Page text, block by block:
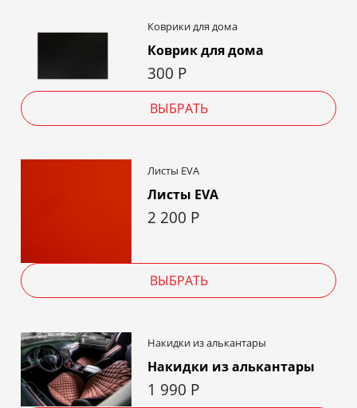
Коврики для дома
Коврик для дома
300 Р
ВЫБРАТЬ
Листы EVA
Листы EVA
2 200 Р
ВЫБРАТЬ
Накидки из алькантары
Накидки из алькантары
1 990 Р